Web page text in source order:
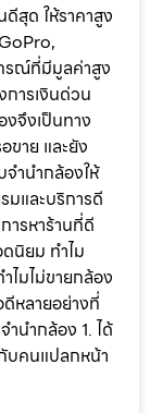
สุด ให้ราคาสูง
รณ์ที่มีมูลค่าสูง
ารเงินด่วน
งจึงเป็นทาง
ขาย และยัง
ำนำกล้องให้
มและบริการดี
รหาร้านที่ดี
นิยม ทำไม
ไมไม่ขายกล้อง
หลายอย่างที่
นำกล้อง 1. ได้
บคนแปลกหน้า